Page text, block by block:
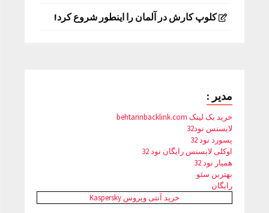
کلوپ کارش در آلمان را اینطور شروع کرد!
مدیر :
خرید بک لینک behtarinbacklink.com
لایسنس نود32
پسورد نود 32
اوکلی لایسنس رایگان نود 32
همیار نود 32
بهترین سئو
رایگان
خرید آنتی ویروس Kaspersky